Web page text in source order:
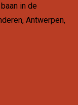
in de
, Antwerpen,